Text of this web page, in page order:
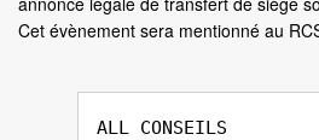
Cet évènement sera mentionné au
ALL CONSEILS